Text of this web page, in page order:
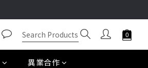
異業合作